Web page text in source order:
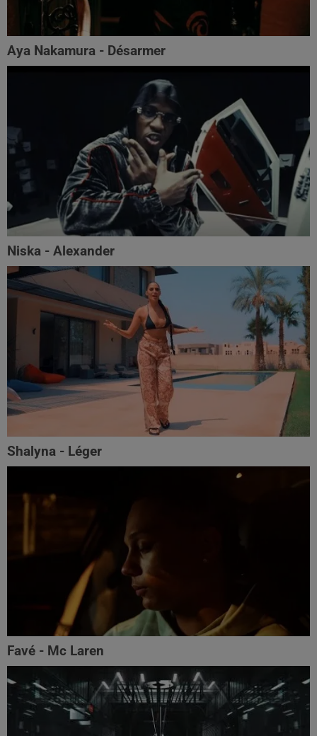
Aya Nakamura - Désarmer
Niska - Alexander
Shalyna - Léger
Favé - Mc Laren